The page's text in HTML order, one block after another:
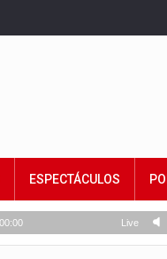
ESPECTÁCULOS